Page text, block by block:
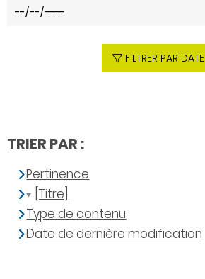
FILTRER PAR DATE
TRIER PAR :
Pertinence
[Titre]
Type de contenu
Date de dernière modification